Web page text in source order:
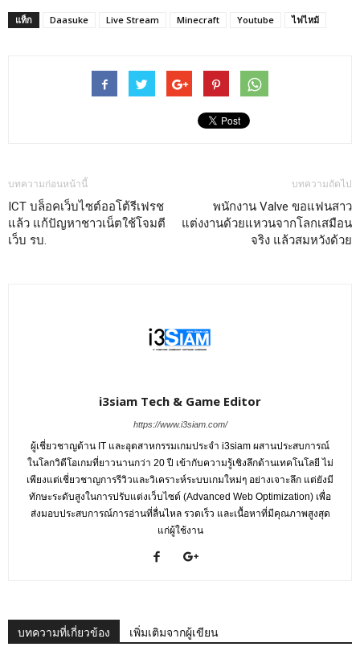
แท็ก Daasuke Live Stream Minecraft Youtube ไฟไหม้
บทความก่อนหน้านี้
ICT บล็อคเว็บไซต์ออโต้รีเฟรช
แล้ว แก้ปัญหาชาวเน็ตใช้โจมตี
เว็บ รบ.
บทความถัดไป
พนักงาน Valve ขอแฟนสาว
แต่งงานด้วยแหวนจากโลกเสมือน
จริง แล้วสมหวังด้วย
i3siam Tech & Game Editor
https://www.i3siam.com/
ผู้เชี่ยวชาญด้าน IT และอุตสาหกรรมเกมประจำ i3siam ผสานประสบการณ์
ในโลกวิดีโอเกมที่ยาวนานกว่า 20 ปี เข้ากับความรู้เชิงลึกด้านเทคโนโลยี ไม่
เพียงแต่เชี่ยวชาญการรีวิวและวิเคราะห์ระบบเกมใหม่ๆ อย่างเจาะลึก แต่ยังมี
ทักษะระดับสูงในการปรับแต่งเว็บไซต์ (Advanced Web Optimization) เพื่อ
ส่งมอบประสบการณ์การอ่านที่ลื่นไหล รวดเร็ว และเนื้อหาที่มีคุณภาพสูงสุด
แก่ผู้ใช้งาน
บทความที่เกี่ยวข้อง เพิ่มเติมจากผู้เขียน